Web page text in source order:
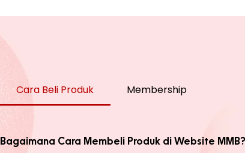
Cara Beli Produk Membership
Bagaimana Cara Membeli Produk di Website MMB?